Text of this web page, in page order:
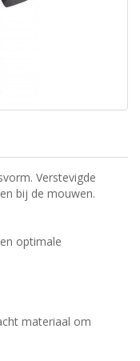
Verstevigde
bij de mouwen.
optimale
materiaal om